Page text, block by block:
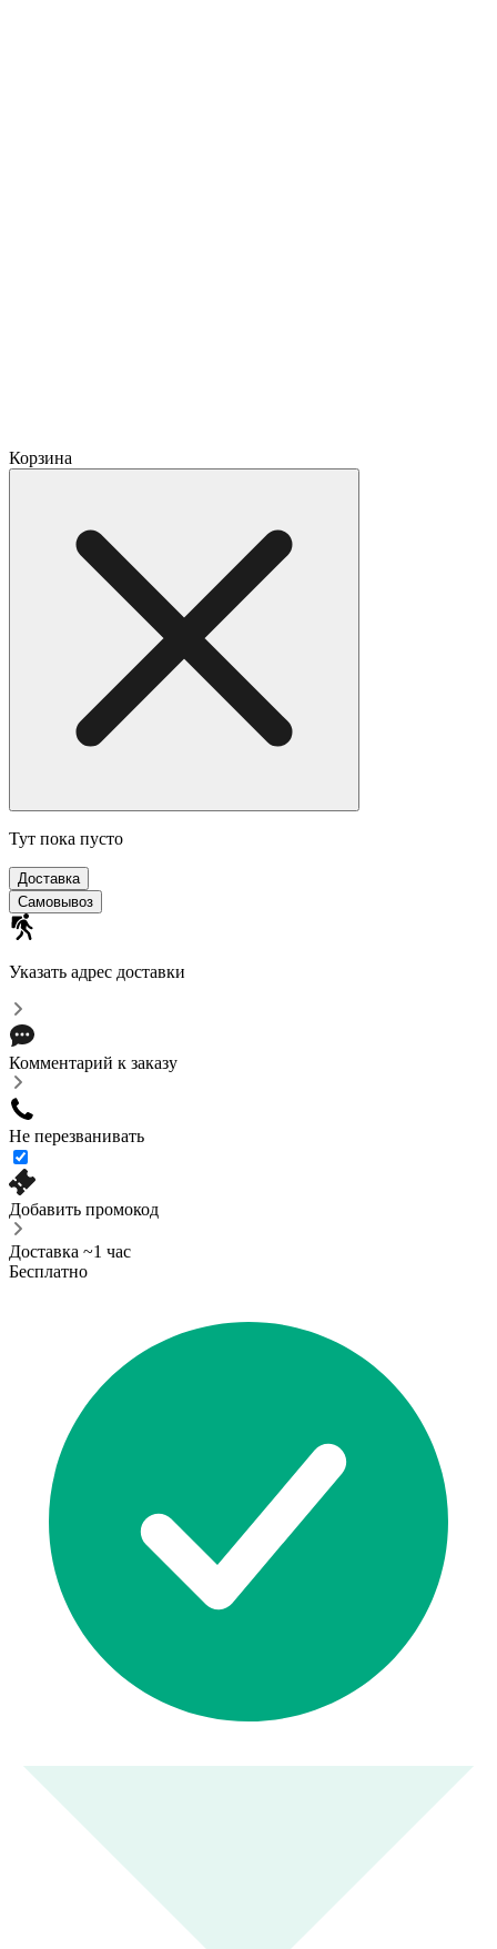
Корзина
Тут пока пусто
Доставка
Самовывоз
Указать адрес доставки
Комментарий к заказу
Не перезванивать
Добавить промокод
Доставка ~1 час
Бесплатно